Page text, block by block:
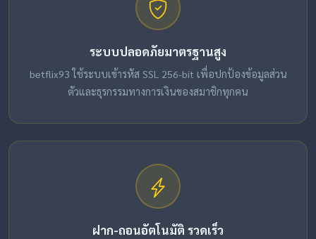
ระบบปลอดภัยมาตรฐานสูง
betflix93 ใช้ระบบเข้ารหัส SSL 256-bit เพื่อปกป้องข้อมูลส่วน
ตัวและธุรกรรมทางการเงินของสมาชิกทุกคน
ฝาก-ถอนอัตโนมัติ รวดเร็ว